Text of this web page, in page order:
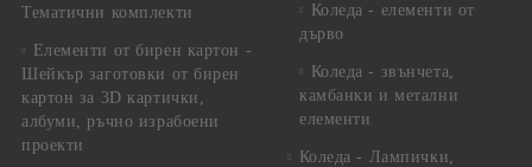
Тематични комплекти
Елементи от бирен картон -
Шейкър заготовки от бирен
картон за 3D картички,
албуми, ръчно израбоени
проекти
Коледа - елементи от
дърво
Коледа - звънчета,
камбанки и метални
елементи
Коледа - Лампички,